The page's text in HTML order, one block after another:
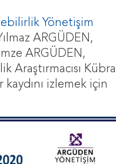
Yönetişim
ARGÜDEN,
ARGÜDEN,
Araştırmacısı Kübra
kaydını izlemek için